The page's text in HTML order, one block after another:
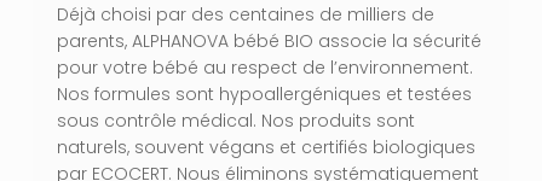
Déjà choisi par des centaines de milliers de
parents, ALPHANOVA bébé BIO associe la sécurité
pour votre bébé au respect de l’environnement.
Nos formules sont hypoallergéniques et testées
sous contrôle médical. Nos produits sont
naturels, souvent végans et certifiés biologiques
par ECOCERT. Nous éliminons systématiquement